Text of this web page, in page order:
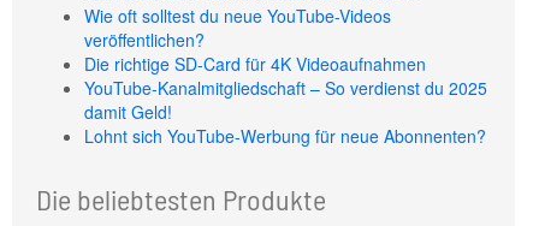
Wie oft solltest du neue YouTube-Videos
veröffentlichen?
Die richtige SD-Card für 4K Videoaufnahmen
YouTube-Kanalmitgliedschaft – So verdienst du 2025
damit Geld!
Lohnt sich YouTube-Werbung für neue Abonnenten?
Die beliebtesten Produkte